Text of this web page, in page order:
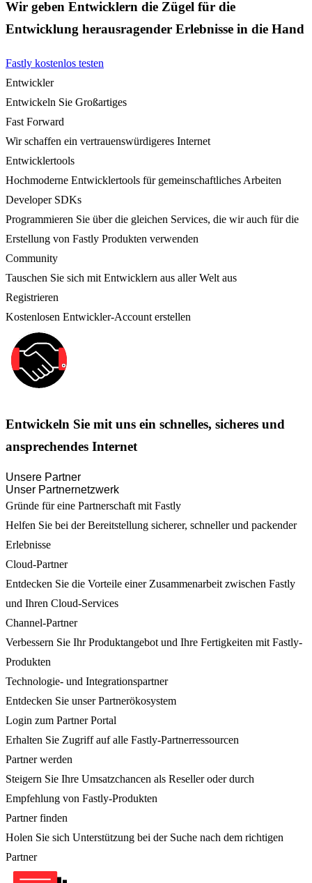
Wir geben Entwicklern die Zügel für die
Entwicklung herausragender Erlebnisse in die Hand
Fastly kostenlos testen
Entwickler
Entwickeln Sie Großartiges
Fast Forward
Wir schaffen ein vertrauenswürdigeres Internet
Entwicklertools
Hochmoderne Entwicklertools für gemeinschaftliches Arbeiten
Developer SDKs
Programmieren Sie über die gleichen Services, die wir auch für die
Erstellung von Fastly Produkten verwenden
Community
Tauschen Sie sich mit Entwicklern aus aller Welt aus
Registrieren
Kostenlosen Entwickler-Account erstellen
Entwickeln Sie mit uns ein schnelles, sicheres und
ansprechendes Internet
Unsere Partner
Unser Partnernetzwerk
Gründe für eine Partnerschaft mit Fastly
Helfen Sie bei der Bereitstellung sicherer, schneller und packender
Erlebnisse
Cloud-Partner
Entdecken Sie die Vorteile einer Zusammenarbeit zwischen Fastly
und Ihren Cloud-Services
Channel-Partner
Verbessern Sie Ihr Produktangebot und Ihre Fertigkeiten mit Fastly-
Produkten
Technologie- und Integrationspartner
Entdecken Sie unser Partnerökosystem
Login zum Partner Portal
Erhalten Sie Zugriff auf alle Fastly-Partnerressourcen
Partner werden
Steigern Sie Ihre Umsatzchancen als Reseller oder durch
Empfehlung von Fastly-Produkten
Partner finden
Holen Sie sich Unterstützung bei der Suche nach dem richtigen
Partner